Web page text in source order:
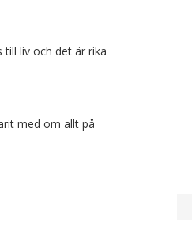
till liv och det är rika
med om allt på